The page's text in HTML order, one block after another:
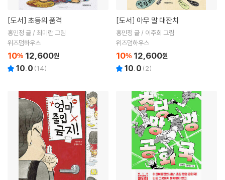
[도서] 초등의 품격
홍민정 글 / 최미란 그림
위즈덤하우스
10% 12,600원
10.0 (14)
[도서] 아무 말 대잔치
홍민정 글 / 이주희 그림
위즈덤하우스
10% 12,600원
10.0 (2)